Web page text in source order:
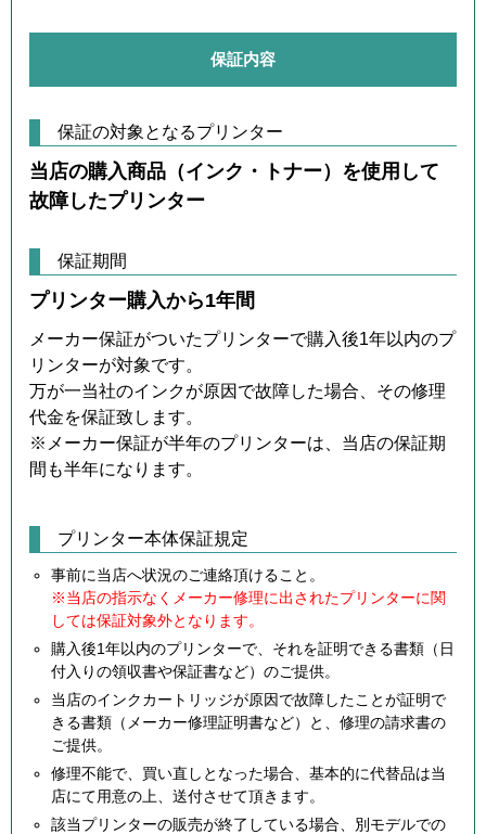
保証内容
保証の対象となるプリンター
当店の購入商品（インク・トナー）を使用して
故障したプリンター
保証期間
プリンター購入から1年間
メーカー保証がついたプリンターで購入後1年以内のプ
リンターが対象です。
万が一当社のインクが原因で故障した場合、その修理
代金を保証致します。
※メーカー保証が半年のプリンターは、当店の保証期
間も半年になります。
プリンター本体保証規定
事前に当店へ状況のご連絡頂けること。
※当店の指示なくメーカー修理に出されたプリンターに関
しては保証対象外となります。
購入後1年以内のプリンターで、それを証明できる書類（日
付入りの領収書や保証書など）のご提供。
当店のインクカートリッジが原因で故障したことが証明で
きる書類（メーカー修理証明書など）と、修理の請求書の
ご提供。
修理不能で、買い直しとなった場合、基本的に代替品は当
店にて用意の上、送付させて頂きます。
該当プリンターの販売が終了している場合、別モデルでの